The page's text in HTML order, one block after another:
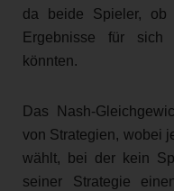
da beide Spieler, ob
Ergebnisse für sich
könnten.
Das Nash-
von Strategien, wobei
wählt, bei der kein
seiner Strategie